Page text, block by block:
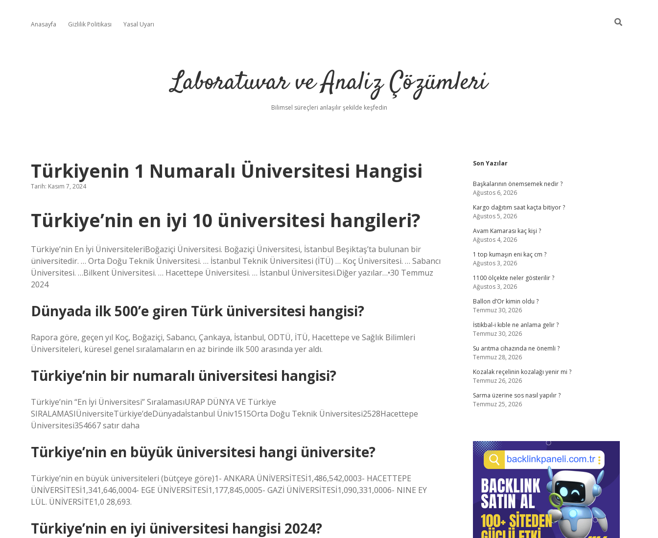
Anasayfa Gizlilik Politikası Yasal Uyarı
Laboratuvar ve Analiz Çözümleri
Bilimsel süreçleri anlaşılır şekilde keşfedin
Türkiyenin 1 Numaralı Üniversitesi Hangisi
Tarih: Kasım 7, 2024
Türkiye’nin en iyi 10 üniversitesi hangileri?
Türkiye’nin En İyi ÜniversiteleriBoğaziçi Üniversitesi. Boğaziçi Üniversitesi, İstanbul Beşiktaş’ta bulunan bir
üniversitedir. … Orta Doğu Teknik Üniversitesi. … İstanbul Teknik Üniversitesi (İTÜ) … Koç Üniversitesi. … Sabancı
Üniversitesi. …Bilkent Üniversitesi. … Hacettepe Üniversitesi. … İstanbul Üniversitesi.Diğer yazılar…•30 Temmuz
2024
Dünyada ilk 500’e giren Türk üniversitesi hangisi?
Rapora göre, geçen yıl Koç, Boğaziçi, Sabancı, Çankaya, İstanbul, ODTÜ, İTÜ, Hacettepe ve Sağlık Bilimleri
Üniversiteleri, küresel genel sıralamaların en az birinde ilk 500 arasında yer aldı.
Türkiye’nin bir numaralı üniversitesi hangisi?
Türkiye’nin “En İyi Üniversitesi” SıralamasıURAP DÜNYA VE Türkiye
SIRALAMASIÜniversiteTürkiye’deDünyadaİstanbul Üniv1515Orta Doğu Teknik Üniversitesi2528Hacettepe
Üniversitesi354667 satır daha
Türkiye’nin en büyük üniversitesi hangi üniversite?
Türkiye’nin en büyük üniversiteleri (bütçeye göre)1- ANKARA ÜNİVERSİTESİ1,486,542,0003- HACETTEPE
ÜNİVERSİTESİ1,341,646,0004- EGE ÜNİVERSİTESİ1,177,845,0005- GAZİ ÜNİVERSİTESİ1,090,331,0006- NINE EY
LÜL. ÜNİVERSİTE1,0 28,693.
Türkiye’nin en iyi üniversitesi hangisi 2024?
Sidebar
Son Yazılar
Başkalarının önemsemek nedir ?
Ağustos 6, 2026
Kargo dağıtım saat kaçta bitiyor ?
Ağustos 5, 2026
Avam Kamarası kaç kişi ?
Ağustos 4, 2026
1 top kumaşın eni kaç cm ?
Ağustos 3, 2026
1100 ölçekte neler gösterilir ?
Ağustos 3, 2026
Ballon d’Or kimin oldu ?
Temmuz 30, 2026
İstikbal-i kıble ne anlama gelir ?
Temmuz 30, 2026
Su arıtma cihazında ne önemli ?
Temmuz 28, 2026
Kozalak reçelinin kozalağı yenir mi ?
Temmuz 26, 2026
Sarma üzerine sos nasıl yapılır ?
Temmuz 25, 2026